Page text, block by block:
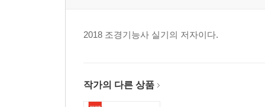
2018 조경기능사 실기의 저자이다.
작가의 다른 상품